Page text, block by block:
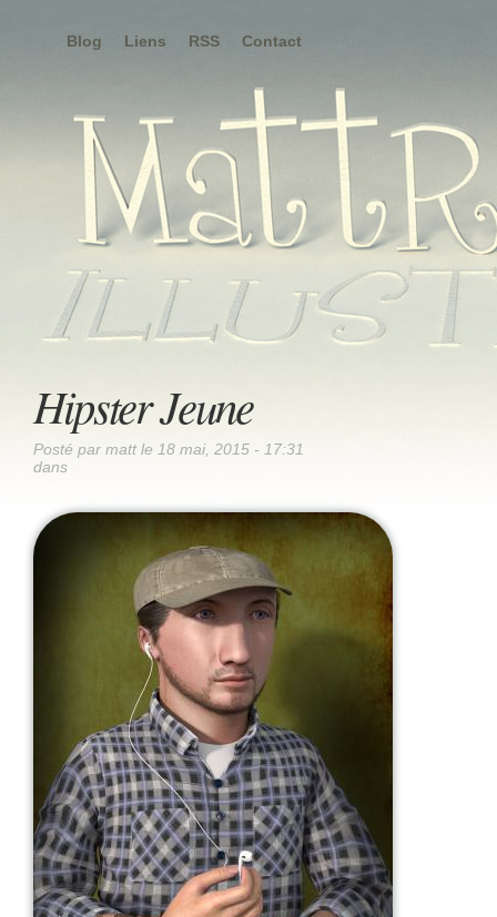
Blog Liens RSS Contact
Hipster Jeune
Posté par matt le 18 mai, 2015 - 17:31
dans